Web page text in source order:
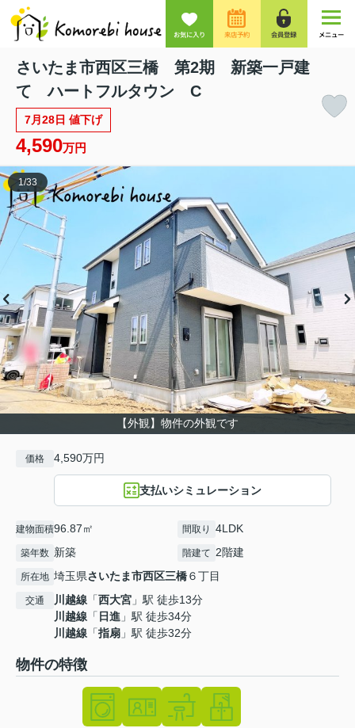
お気に入り 来店予約 会員登録 メニュー
さいたま市西区三橋 第2期 新築一戸建
て ハートフルタウン C
7月28日 値下げ
4,590万円
【外観】物件の外観です
1 /33
価格 4,590万円
支払いシミュレーション
建物面積96.87㎡ 間取り 4LDK
築年数 新築 階建て 2階建
所在地 埼玉県さいたま市西区三橋６丁目
交通 川越線 「西大宮 」駅 徒歩13分
川越線 「 日進 」駅 徒歩34分
川越線 「指扇 」駅 徒歩32分
物件の特徴